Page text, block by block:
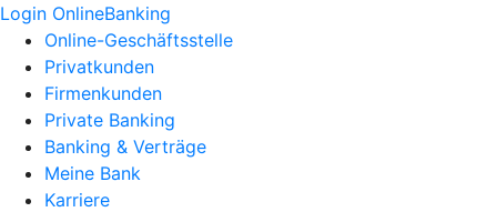
Login OnlineBanking
Online-Geschäftsstelle
Privatkunden
Firmenkunden
Private Banking
Banking & Verträge
Meine Bank
Karriere